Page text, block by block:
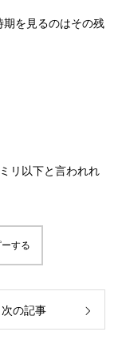
を見るのはその残
リ以下と言われれ
する
次の記事